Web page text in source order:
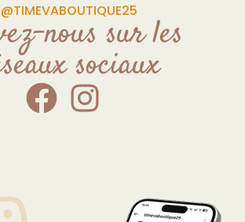
et a l'écoute de vos
Donc allé y sans
@TIMEVABOUTIQUE25
nous sur les
sociaux